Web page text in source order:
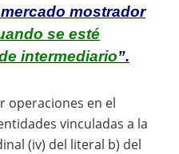
mostrador
se esté
intermediario”.
operaciones en el
vinculadas a la
(iv) del literal b) del